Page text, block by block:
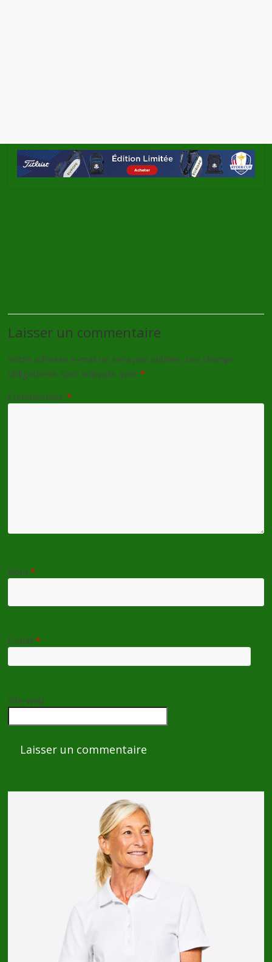
Laisser un commentaire
Votre adresse e-mail ne sera pas publiée. Les champs
obligatoires sont indiqués avec*
Commentaire*
Nom*
E-mail*
Site web